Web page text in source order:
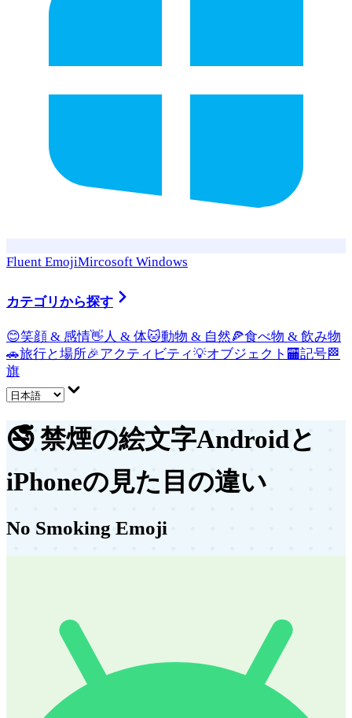
Fluent EmojiMircosoft Windows
カテゴリから探す
😊笑顔 & 感情👋 人 & 体🐱動物 & 自然🍕食べ物 & 飲み物
🚗旅行と場所🎉アクティビティ💡オブジェクト 🏧記号🏁
旗
🚭 禁煙の絵文字Androidと
iPhoneの見た目の違い
No Smoking Emoji